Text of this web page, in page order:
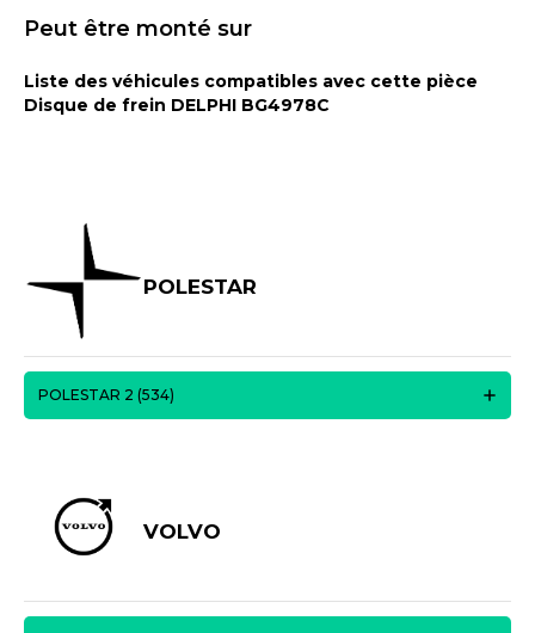
Peut être monté sur
Liste des véhicules compatibles avec cette pièce
Disque de frein DELPHI BG4978C
POLESTAR
POLESTAR 2 (534)
VOLVO